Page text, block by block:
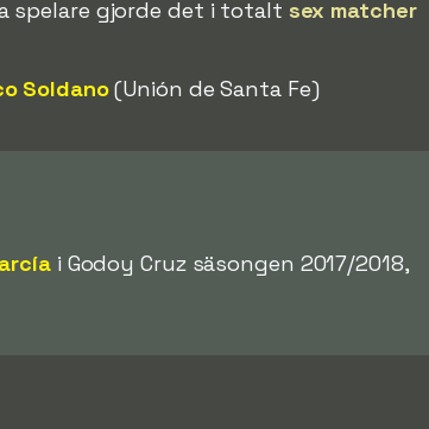
spelare gjorde det i totalt sex matcher
Soldano(Unión de Santa Fe)
i Godoy Cruz säsongen 2017/2018,